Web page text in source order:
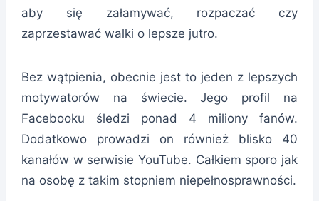
aby się załamywać, rozpaczać czy
zaprzestawać walki o lepsze jutro.
Bez wątpienia, obecnie jest to jeden z lepszych
motywatorów na świecie. Jego profil na
Facebooku śledzi ponad 4 miliony fanów.
Dodatkowo prowadzi on również blisko 40
kanałów w serwisie YouTube. Całkiem sporo jak
na osobę z takim stopniem niepełnosprawności.